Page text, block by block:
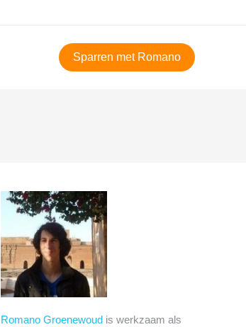
Sparren met Romano
Romano Groenewoud is werkzaam als